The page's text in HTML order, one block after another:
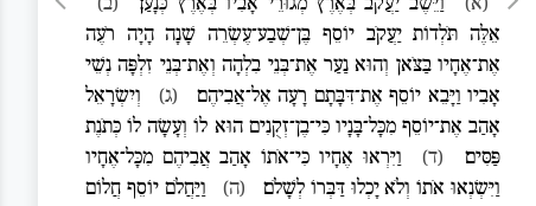
אֵלֶּה תֹּלְדוֹת יַעֲקֹב יוֹסֵף בֶּן־שְׁבַע־עֶשְׂרֵה שָׁנָה הָיָה רֹעֶה
אֶת־אֶחָיו בַּצֹּאן וְהוּא נַעַר אֶת־בְּנֵי בִלְהָה וְאֶת־בְּנֵי זִלְפָּה נְשֵׁי
אָבִיו וַיָּבֵא יוֹסֵף אֶת־דִּבָּתָם רָעָה אֶל־אֲבִיהֶם׃
(ג)
וְיִשְׂרָאֵל
אָהַב אֶת־יוֹסֵף מִכָּל־בָּנָיו כִּי־בֶן־זְקֻנִים הוּא לוֹ וְעָשָׂה לוֹ כְּתֹנֶת
פַּסִּים׃
(ד)
וַיִּרְאוּ אֶחָיו כִּי־אֹתוֹ אָהַב אֲבִיהֶם מִכָּל־אֶחָיו
וַיִּשְׂנְאוּ אֹתוֹ וְלֹא יָכְלוּ דַּבְּרוֹ לְשָׁלֹם׃
(ה)
וַיַּחֲלֹם יוֹסֵף חֲלוֹם